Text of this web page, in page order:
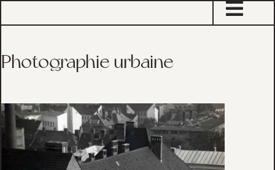
Photographie urbaine